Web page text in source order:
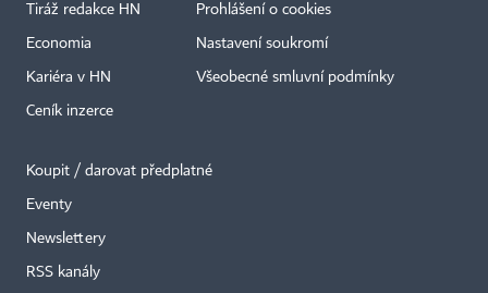
Tiráž redakce HN
Economia
Kariéra v HN
Ceník inzerce
Prohlášení o cookies
Nastavení soukromí
Všeobecné smluvní podmínky
Koupit / darovat předplatné
Eventy
Newslettery
RSS kanály